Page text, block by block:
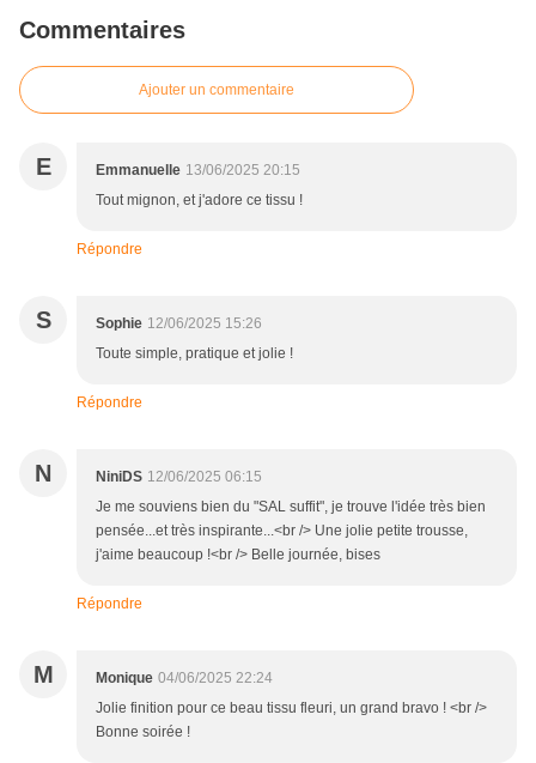
Commentaires
Ajouter un commentaire
E Emmanuelle 13/06/2025 20:15
Tout mignon, et j'adore ce tissu !
Répondre
S Sophie 12/06/2025 15:26
Toute simple, pratique et jolie !
Répondre
N NiniDS 12/06/2025 06:15
Je me souviens bien du "SAL suffit", je trouve l'idée très bien
pensée...et très inspirante...<br /> Une jolie petite trousse,
j'aime beaucoup !<br /> Belle journée, bises
Répondre
M Monique 04/06/2025 22:24
Jolie finition pour ce beau tissu fleuri, un grand bravo ! <br />
Bonne soirée !